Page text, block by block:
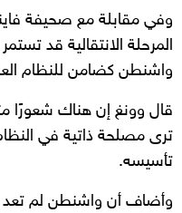
وفي مقابلة مع صحيفة
المرحلة الانتقالية قد
واشنطن كضامن للنظام
قال وونغ إن هناك شعورًا
ترى مصلحة ذاتية في
تأسيسه.
وأضاف أن واشنطن لم تعد